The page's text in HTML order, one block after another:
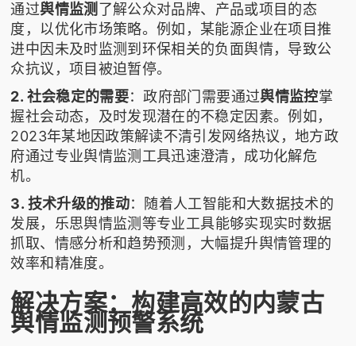
通过舆情监测 了解公众对品牌、产品或项目的态
度，以优化市场策略。例如，某能源企业在项目推
进中因未及时监测到环保相关的负面舆情，导致公
众抗议，项目被迫暂停。
2. 社会稳定的需要：政府部门需要通过舆情监控掌
握社会动态，及时发现潜在的不稳定因素。例如，
2023年某地因政策解读不清引发网络热议，地方政
府通过专业舆情监测工具迅速澄清，成功化解危
机。
3. 技术升级的推动：随着人工智能和大数据技术的
发展， 乐思舆情监测等专业工具能够实现实时数据
抓取、情感分析和趋势预测，大幅提升舆情管理的
效率和精准度。
解决方案：构建高效的内蒙古
舆情监测预警系统